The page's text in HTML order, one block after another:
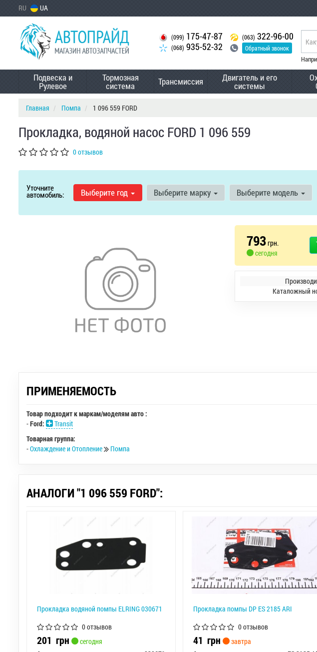
RU UA
(099) 175-47-87
(068) 935-52-32
(063) 322-96-00
Обратный звонок
Подвеска и
Рулевое
Тормозная
система Трансмиссия Двигатель и его
системы
Главная Помпа 1 096 559 FORD
Прокладка, водяной насос FORD 1 096 559
0 отзывов
Уточните
автомобиль: Выберите год Выберите марку Выберите модель
793грн.
сегодня
Каталожный
ПРИМЕНЯЕМОСТЬ
Товар подходит к маркам/моделям авто :
-Ford:
Transit
Товарная группа:
-Охлаждение и Отопление Помпа
АНАЛОГИ "1 096 559 FORD":
Прокладка водяной помпы ELRING 030671
0 отзывов
201 грн
сегодня
Прокладка помпы DP ES 2185 ARI
0 отзывов
41 грн
завтра